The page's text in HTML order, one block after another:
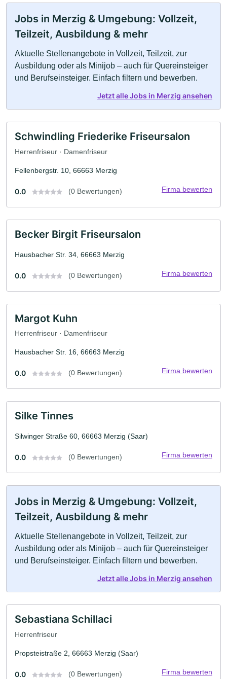
Jobs in Merzig & Umgebung: Vollzeit,
Teilzeit, Ausbildung & mehr
Aktuelle Stellenangebote in Vollzeit, Teilzeit, zur
Ausbildung oder als Minijob – auch für Quereinsteiger
und Berufseinsteiger. Einfach filtern und bewerben.
Jetzt alle Jobs in Merzig ansehen
Schwindling Friederike Friseursalon
Herrenfriseur · Damenfriseur
Fellenbergstr. 10, 66663 Merzig
0.0 (0 Bewertungen) Firma bewerten
Becker Birgit Friseursalon
Hausbacher Str. 34, 66663 Merzig
0.0 (0 Bewertungen) Firma bewerten
Margot Kuhn
Herrenfriseur · Damenfriseur
Hausbacher Str. 16, 66663 Merzig
0.0 (0 Bewertungen) Firma bewerten
Silke Tinnes
Silwinger Straße 60, 66663 Merzig (Saar)
0.0 (0 Bewertungen) Firma bewerten
Jobs in Merzig & Umgebung: Vollzeit,
Teilzeit, Ausbildung & mehr
Aktuelle Stellenangebote in Vollzeit, Teilzeit, zur
Ausbildung oder als Minijob – auch für Quereinsteiger
und Berufseinsteiger. Einfach filtern und bewerben.
Jetzt alle Jobs in Merzig ansehen
Sebastiana Schillaci
Herrenfriseur
Propsteistraße 2, 66663 Merzig (Saar)
0.0 (0 Bewertungen) Firma bewerten